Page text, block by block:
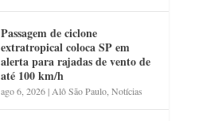
Passagem de ciclone
extratropical coloca SP em
alerta para rajadas de vento de
até 100 km/h
ago 6, 2026| Alô São Paulo ,Notícias